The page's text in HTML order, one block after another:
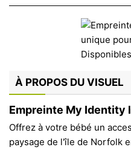
À PROPOS DU VISUEL
Empreinte My Identity
Offrez à votre bébé un
paysage de l'île de Norfolk